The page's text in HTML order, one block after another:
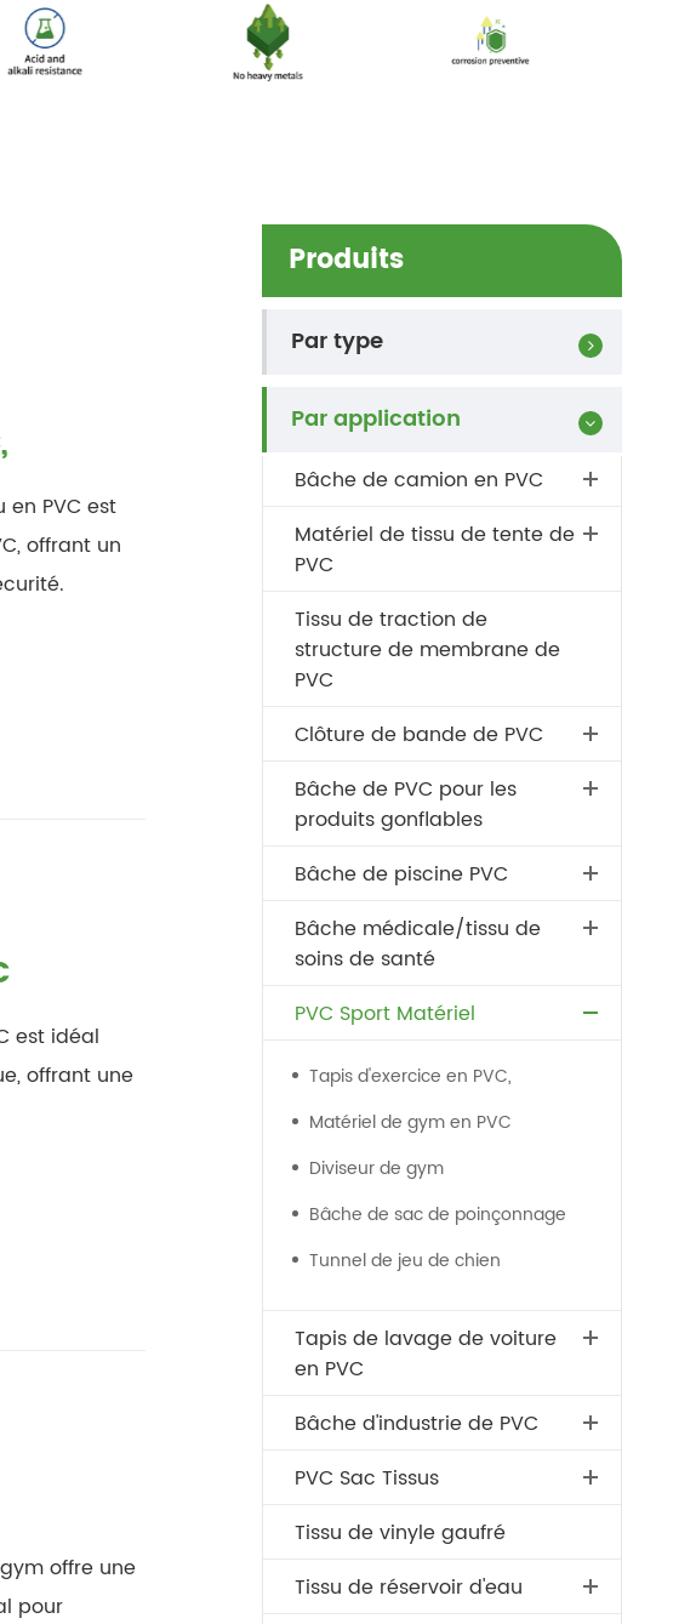
PVC est
offrant un
est idéal
offrant une
offre une
pour
Produits
Par type
Par application
Bâche de camion en PVC
Matériel de tissu de tente de
PVC
Tissu de traction de
structure de membrane de
PVC
Clôture de bande de PVC
Bâche de PVC pour les
produits gonflables
Bâche de piscine PVC
Bâche médicale/tissu de
soins de santé
PVC Sport Matériel
Tapis d'exercice en PVC,
Matériel de gym en PVC
Diviseur de gym
Bâche de sac de poinçonnage
Tunnel de jeu de chien
Tapis de lavage de voiture
en PVC
Bâche d'industrie de PVC
PVC Sac Tissus
Tissu de vinyle gaufré
Tissu de réservoir d'eau